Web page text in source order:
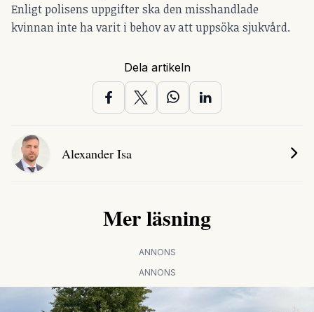
Enligt polisens uppgifter ska den misshandlade
kvinnan inte ha varit i behov av att uppsöka sjukvård.
Dela artikeln
Alexander Isa
Mer läsning
ANNONS
ANNONS